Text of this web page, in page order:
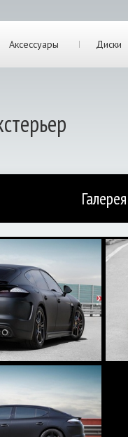
Аксессуары Диски
Галерея